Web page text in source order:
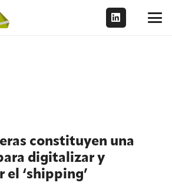
constituyen una
digitalizar y
‘shipping’